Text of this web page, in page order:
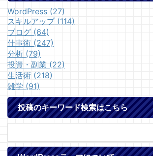
WordPress (27)
スキルアップ (114)
ブログ (64)
仕事術 (247)
分析 (79)
投資・副業 (22)
生活術 (218)
雑学 (91)
投稿のキーワード検索はこちら